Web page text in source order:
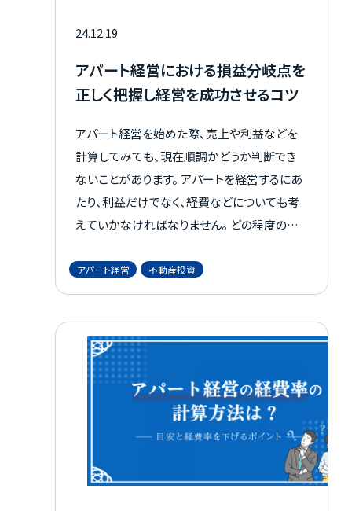
24.12.19
アパート経営における損益分岐点を
正しく把握し経営を成功させるコツ
アパート経営を始めた際、売上や利益などを
計算してみても、現在順調かどうか判断でき
ないことがあります。 アパートを経営するにあ
たり、利益だけでなく、経費などについても考
えていかなければなりません。 どの程度の売
えている方は「損益分岐点」に注目しましょう。
「名前を聞いたことはあるけれど、損益分岐点
のため、概要について解説します。 また、具体
的な計算方法や、どのような視点で損益分岐
点を考えていけば良いのかについても参考に
してみてください。 この記事を読むことにより、
損益分岐点とは何か、安定してアパート経営
を続けるために何を押さえておけば良いのか
がわかります。
アパート経営 不動産投資